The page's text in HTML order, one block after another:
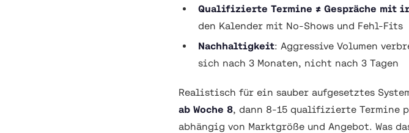
Qualifizierte Termine ≠ Gespräche mit
den Kalender mit No-Shows und Fehl-Fits
Nachhaltigkeit: Aggressive Volumen
sich nach 3 Monaten, nicht nach 3 Tagen
Realistisch für ein sauber aufgesetztes
ab Woche 8, dann 8-15 qualifizierte Termine
abhängig von Marktgröße und Angebot. Was